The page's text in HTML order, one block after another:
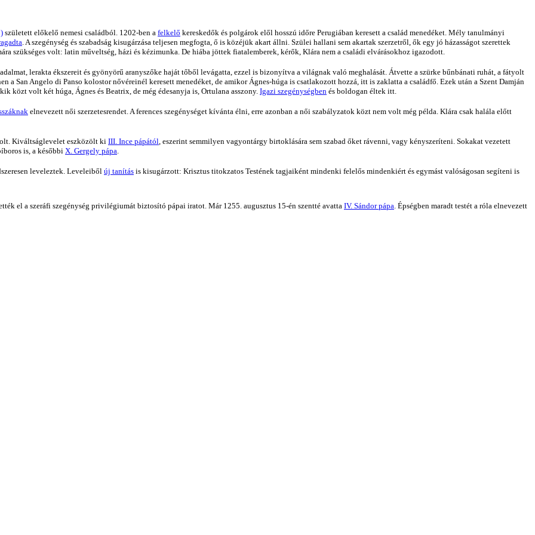
született előkelő nemesi családból. 1202-ben a felkelő kereskedők és polgárok elől hosszú időre Perugiában keresett a család menedéket. Mély tanulmányi
. A szegénység és szabadság kisugárzása teljesen megfogta, ő is közéjük akart állni. Szülei hallani sem akartak szerzetről, ők egy jó házasságot szerettek
szükséges volt: latin műveltség, házi és kézimunka. De hiába jöttek fiatalemberek, kérők, Klára nem a családi elvárásokhoz igazodott.
lerakta ékszereit és gyönyörű aranyszőke haját tőből levágatta, ezzel is bizonyítva a világnak való meghalását. Átvette a szürke bűnbánati ruhát, a fátyolt
a San Angelo di Panso kolostor nővéreinél keresett menedéket, de amikor Ágnes-húga is csatlakozott hozzá, itt is zaklatta a családfő. Ezek után a Szent Damján
közt volt két húga, Ágnes és Beatrix, de még édesanyja is, Ortulana asszony. Igazi szegénységben és boldogan éltek itt.
elnevezett női szerzetesrendet. A ferences szegénységet kívánta élni, erre azonban a női szabályzatok közt nem volt még példa. Klára csak halála előtt
Kiváltságlevelet eszközölt ki III. Ince pápától, eszerint semmilyen vagyontárgy birtoklására sem szabad őket rávenni, vagy kényszeríteni. Sokakat vezetett
is, a későbbi X. Gergely pápa.
leveleztek. Leveleiből új tanítás is kisugárzott: Krisztus titokzatos Testének tagjaiként mindenki felelős mindenkiért és egymást valóságosan segíteni is
el a szeráfi szegénység privilégiumát biztosító pápai iratot. Már 1255. augusztus 15-én szentté avatta IV. Sándor pápa. Épségben maradt testét a róla elnevezett